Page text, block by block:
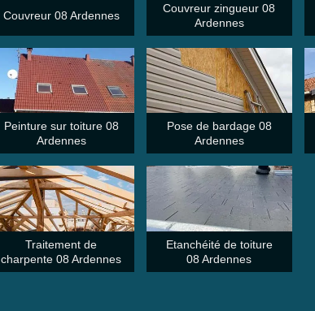
Couvreur 08 Ardennes
Couvreur zingueur 08
Ardennes
Peinture sur toiture 08
Ardennes
Pose de bardage 08
Ardennes
Traitement de
charpente 08 Ardennes
Etanchéité de toiture
08 Ardennes